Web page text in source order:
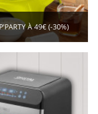
À 49€ (-30%)